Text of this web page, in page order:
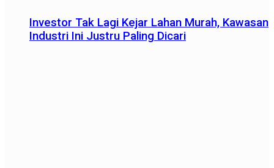
Investor Tak Lagi Kejar Lahan Murah, Kawasan
Industri Ini Justru Paling Dicari